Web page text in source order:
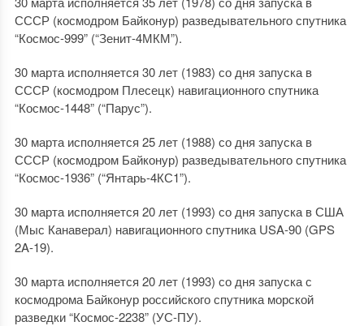
СССР (космодром Байконур) разведывательного спутника
“Космос-999” (“Зенит-4МКМ”).
30 марта исполняется 30 лет (1983) со дня запуска в
СССР (космодром Плесецк) навигационного спутника
“Космос-1448” (“Парус”).
30 марта исполняется 25 лет (1988) со дня запуска в
СССР (космодром Байконур) разведывательного спутника
“Космос-1936” (“Янтарь-4КС1”).
30 марта исполняется 20 лет (1993) со дня запуска в США
(Мыс Канаверал) навигационного спутника USA-90 (GPS
2A-19).
30 марта исполняется 20 лет (1993) со дня запуска с
космодрома Байконур российского спутника морской
разведки “Космос-2238” (УС-ПУ).